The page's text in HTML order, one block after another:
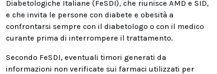
Diabetologiche Italiane (FeSDI), che riunisce AMD e SID,
e che invita le persone con diabete e obesità a
confrontarsi sempre con il diabetologo o con il medico
curante prima di interrompere il trattamento.
Secondo FeSDI, eventuali timori generati da
informazioni non verificate sui farmaci utilizzati per